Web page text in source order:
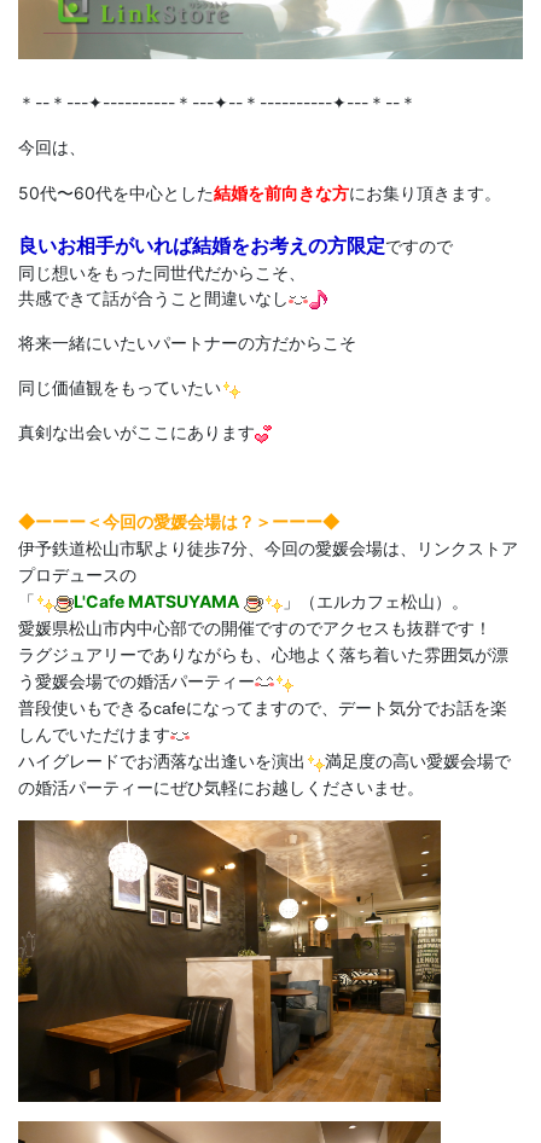
＊--＊---✦----------＊---✦--＊----------✦---＊--＊
今回 は、
50代〜60代を中心とした結婚を前向きな方にお集り頂きます。
良いお相手がいれば結婚をお考えの方限定ですので
同じ想いをもった同世代だからこそ、
共感できて話が合うこと間違いなし
将来一緒にいたいパートナーの方だからこそ
同じ価値観をもっていたい
真剣な出会いがここにあります
◆ーーー＜今回の愛媛会場は？＞ーーー◆
伊予鉄道松山市駅より徒歩7分、今回の愛媛会場は、リンクストア
プロデュースの
「
L'Cafe MATSUYAMA
」（エルカフェ松山）。
愛媛県松山市内中心部での開催ですのでアクセスも抜群です！
ラグジュアリーでありながらも、心地よく落ち着いた雰囲気が漂
う愛媛会場での婚活パーティー
普段使いもできるcafeになってますので、デート気分でお話を楽
しんでいただけます
ハイグレードでお洒落な出逢いを演出
満足度の高い愛媛会場で
の婚活パーティーにぜひ気軽にお越しくださいませ。